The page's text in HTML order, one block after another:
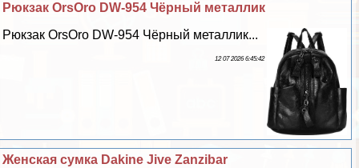
Рюкзак OrsOro DW-954 Чёрный металлик
Рюкзак OrsOro DW-954 Чёрный металлик...
12 07 2026 6:45:42
Женская сумка Dakine Jive Zanzibar